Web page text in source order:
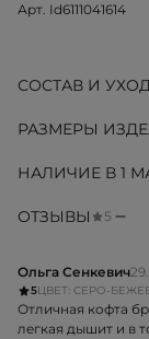
Арт. Id6111041614
СОСТАВ И
РАЗМЕРЫ
НАЛИЧИЕ В 1
ОТЗЫВЫ 5
Ольга Сенкевич
5ЦВЕТ: СЕРО-
Отличная кофта
легкая дышит и в